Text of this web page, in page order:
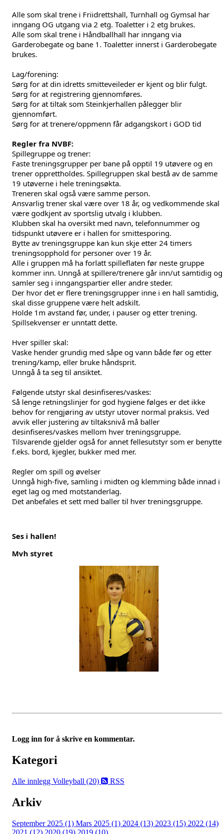
Alle som skal trene i Friidrettshall, Turnhall og Gymsal har
inngang OG utgang via 2 etg. Toaletter i 2 etg brukes.
Alle som skal trene i Håndballhall har inngang via
Garderobegate og bane 1. Toaletter innerst i Garderobegate
brukes.
Lag/forening:
Sørg for at din idretts smitteveileder er kjent og blir fulgt.
Sørg for at registrering gjennomføres.
Sørg for at tiltak som Steinkjerhallen pålegger blir
gjennomført.
Sørg for at trenere/oppmenn får adgangskort i GOD tid
Regler fra NVBF:
Spillegruppe og trener:
Faste treningsgrupper per bane på opptil 19 utøvere og en
trener opprettholdes. Spillegruppen skal bestå av de samme
19 utøverne i hele treningsøkta.
Treneren skal også være samme person.
Ansvarlig trener skal være over 18 år, og vedkommende skal
være godkjent av sportslig utvalg i klubben.
Klubben skal ha oversikt med navn, telefonnummer og
tidspunkt utøvere er i hallen for smittesporing.
Bytte av treningsgruppe kan kun skje etter 24 timers
treningsopphold for personer over 19 år.
Alle i gruppen må ha forlatt spilleflaten før neste gruppe
kommer inn. Unngå at spillere/trenere går inn/ut samtidig og
samler seg i inngangspartier eller andre steder.
Der hvor det er flere treningsgrupper inne i en hall samtidig,
skal disse gruppene være helt adskilt.
Holde 1m avstand før, under, i pauser og etter trening.
Spillsekvenser er unntatt dette.
Hver spiller skal:
Vaske hender grundig med såpe og vann både før og etter
trening/kamp, eller bruke håndsprit.
Unngå å ta seg til ansiktet.
Følgende utstyr skal desinfiseres/vaskes:
Så lenge retningslinjer for god hygiene følges er det ikke
behov for rengjøring av utstyr utover normal praksis. Ved
avvik eller justering av tiltaksnivå må baller
desinfiseres/vaskes mellom hver treningsgruppe.
Tilsvarende gjelder også for annet fellesutstyr som er
f.eks. bord, kjegler, bukker med mer.
Regler om spill og øvelser
Unngå high-five, samling i midten og klemming både innad i
eget lag og med motstanderlag.
Det anbefales et sett med baller til hver treningsgruppe.
Ses i hallen!
Mvh styret
Logg inn for å skrive en kommentar.
Kategori
Alle innlegg Volleyball (20) RSS
Arkiv
September 2025 (1) Mars 2025 (1) 2024 (13) 2023 (15) 2022 (14)
2021 (12) 2020 (19) 2019 (10)